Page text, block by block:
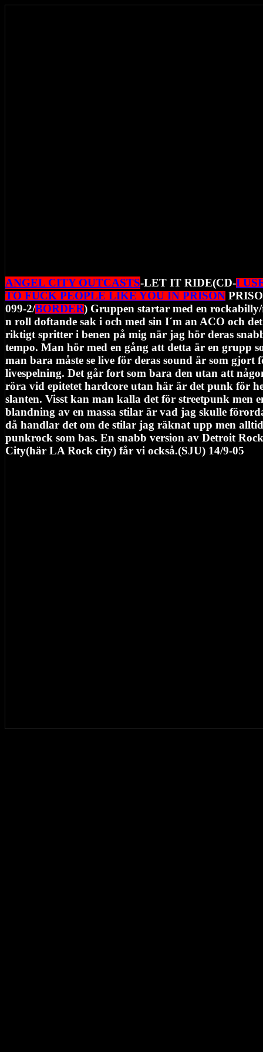
ANGEL CITY OUTCASTS-LET IT RIDE(CD-I
TO FUCK PEOPLE LIKE YOU IN PRISON
099-2/BORDER) Gruppen startar med en
n roll doftande sak i och med sin I´m an ACO och det
riktigt spritter i benen på mig när jag hör deras
tempo. Man hör med en gång att detta är en grupp
man bara måste se live för deras sound är som gjort
livespelning. Det går fort som bara den utan att
röra vid epitetet hardcore utan här är det punk för
slanten. Visst kan man kalla det för streetpunk men
blandning av en massa stilar är vad jag skulle
då handlar det om de stilar jag räknat upp men
punkrock som bas. En snabb version av Detroit Rock
City(här LA Rock city) får vi också.(SJU) 14/9-05